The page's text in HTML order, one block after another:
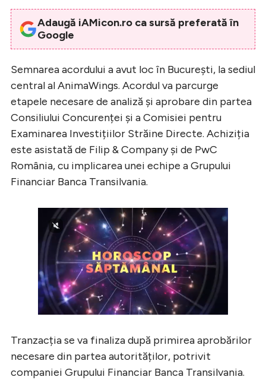
Intră în cont
Adaugă iAMicon.ro ca sursă preferată în
Google
Semnarea acordului a avut loc în București, la sediul
central al AnimaWings. Acordul va parcurge
etapele necesare de analiză și aprobare din partea
Consiliului Concurenței și a Comisiei pentru
Examinarea Investițiilor Străine Directe. Achiziția
este asistată de Filip & Company și de PwC
România, cu implicarea unei echipe a Grupului
Financiar Banca Transilvania.
Tranzacția se va finaliza după primirea aprobărilor
necesare din partea autorităților, potrivit
companiei Grupului Financiar Banca Transilvania.